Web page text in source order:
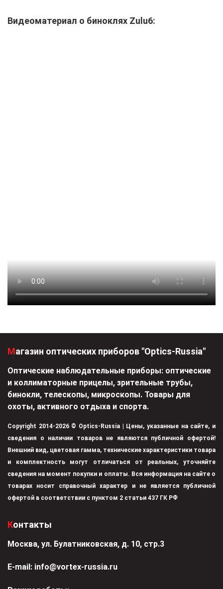
Видеоматериал о биноклях Zulu6:
Магазин оптических приборов "Optics-Russia"
Оптические наблюдательные приборы: оптические
и коллиматорные прицелы, зрительные трубы,
бинокли, телескопы, микроскопы. Товары для
охоты, активного отдыха и спорта.
Copyright 2014-2026 © Optics-Russia | Цены, указанные на сайте, и
сведения о наличии товаров не являются публичной офертой!
Внешний вид, цветовая гамма, технические характеристики товара
и комплектность могут отличаться от реальных, уточняйте
сведения на момент покупки и оплаты. Вся информация на сайте о
товарах носит справочный характер и не является публичной
офертой в соответствии с пунктом 2 статьи 437 ГК РФ
Контакты
Москва, ул. Булатниковская, д. 10, стр.3
Е-mail: info@vortex-russia.ru